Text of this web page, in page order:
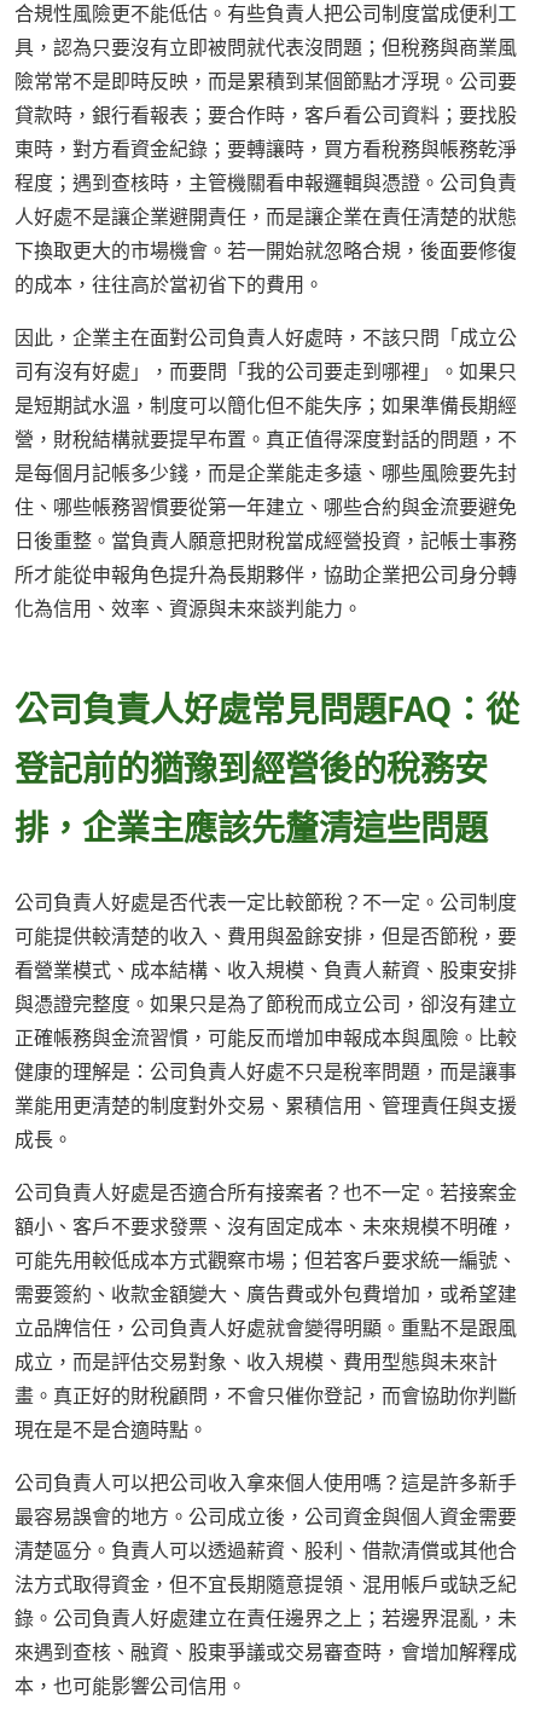
合規性風險更不能低估。有些負責人把公司制度當成便利工
具，認為只要沒有立即被問就代表沒問題；但稅務與商業風
險常常不是即時反映，而是累積到某個節點才浮現。公司要
貸款時，銀行看報表；要合作時，客戶看公司資料；要找股
東時，對方看資金紀錄；要轉讓時，買方看稅務與帳務乾淨
程度；遇到查核時，主管機關看申報邏輯與憑證。公司負責
人好處不是讓企業避開責任，而是讓企業在責任清楚的狀態
下換取更大的市場機會。若一開始就忽略合規，後面要修復
的成本，往往高於當初省下的費用。
因此，企業主在面對公司負責人好處時，不該只問「成立公
司有沒有好處」，而要問「我的公司要走到哪裡」。如果只
是短期試水溫，制度可以簡化但不能失序；如果準備長期經
營，財稅結構就要提早布置。真正值得深度對話的問題，不
是每個月記帳多少錢，而是企業能走多遠、哪些風險要先封
住、哪些帳務習慣要從第一年建立、哪些合約與金流要避免
日後重整。當負責人願意把財稅當成經營投資，記帳士事務
所才能從申報角色提升為長期夥伴，協助企業把公司身分轉
化為信用、效率、資源與未來談判能力。
公司負責人好處常見問題FAQ：從
登記前的猶豫到經營後的稅務安
排，企業主應該先釐清這些問題
公司負責人好處是否代表一定比較節稅？不一定。公司制度
可能提供較清楚的收入、費用與盈餘安排，但是否節稅，要
看營業模式、成本結構、收入規模、負責人薪資、股東安排
與憑證完整度。如果只是為了節稅而成立公司，卻沒有建立
正確帳務與金流習慣，可能反而增加申報成本與風險。比較
健康的理解是：公司負責人好處不只是稅率問題，而是讓事
業能用更清楚的制度對外交易、累積信用、管理責任與支援
成長。
公司負責人好處是否適合所有接案者？也不一定。若接案金
額小、客戶不要求發票、沒有固定成本、未來規模不明確，
可能先用較低成本方式觀察市場；但若客戶要求統一編號、
需要簽約、收款金額變大、廣告費或外包費增加，或希望建
立品牌信任，公司負責人好處就會變得明顯。重點不是跟風
成立，而是評估交易對象、收入規模、費用型態與未來計
畫。真正好的財稅顧問，不會只催你登記，而會協助你判斷
現在是不是合適時點。
公司負責人可以把公司收入拿來個人使用嗎？這是許多新手
最容易誤會的地方。公司成立後，公司資金與個人資金需要
清楚區分。負責人可以透過薪資、股利、借款清償或其他合
法方式取得資金，但不宜長期隨意提領、混用帳戶或缺乏紀
錄。公司負責人好處建立在責任邊界之上；若邊界混亂，未
來遇到查核、融資、股東爭議或交易審查時，會增加解釋成
本，也可能影響公司信用。